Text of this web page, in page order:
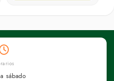
sábado